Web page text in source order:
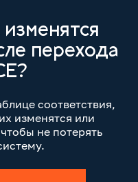
перехода
соответствия,
изменятся или
не потерять